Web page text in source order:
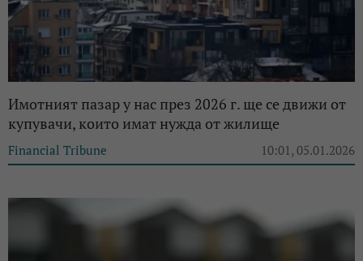
Имотният пазар у нас през 2026 г. ще се движи от
купувачи, които имат нужда от жилище
Financial Tribune 10:01, 05.01.2026